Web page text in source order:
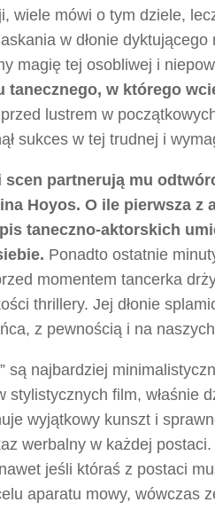
wiele mówi o tym dziele,
w dłonie
magię tej osobliwej i
tanecznego, w którego
lustrem w
sukces w tej trudnej i
scen partnerują mu
Hoyos. O ile pierwsza z
taneczno-aktorskich
Ponadto ostatnie
momentem tancerka
thrillery. Jej dłonie
z pewnością i na
są najbardziej
stylistycznych film, właśnie
wyjątkowy kunszt i
werbalny w każdej
jeśli któraś z postaci
aparatu mowy, wówczas